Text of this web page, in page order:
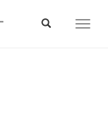
Toon/verberg